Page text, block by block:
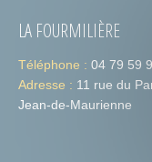
LA FOURMILIÈRE
Téléphone : 04 79 59
Adresse : 11 rue du
Jean-de-Maurienne